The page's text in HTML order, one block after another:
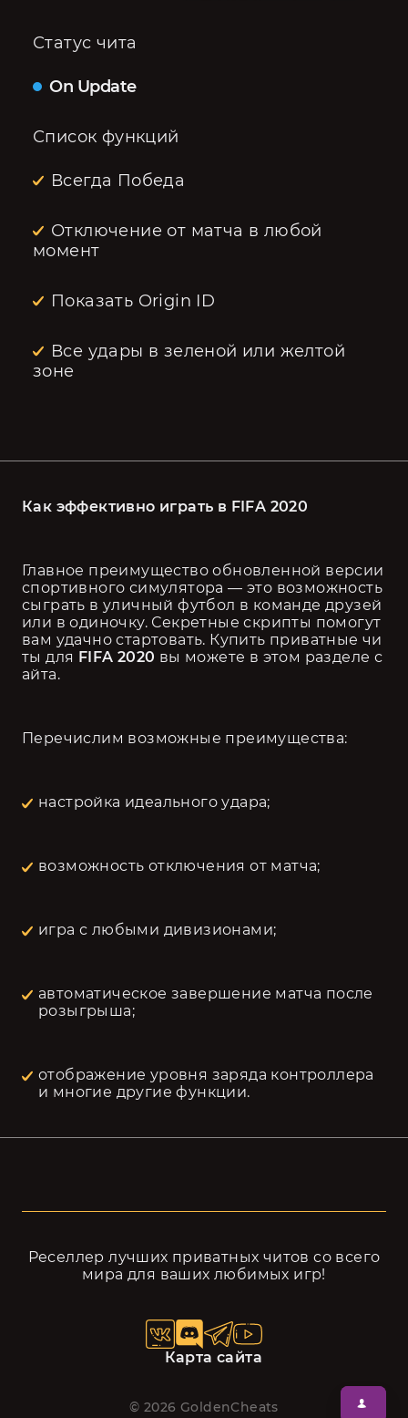
Статус чита
On Update
Список функций
Всегда Победа
Отключение от матча в любой
момент
Показать Origin ID
Все удары в зеленой или желтой
зоне
Как эффективно играть в FIFA 2020
Главное преимущество обновленной версии
спортивного симулятора — это возможность
сыграть в уличный футбол в команде друзей
или в одиночку. Секретные скрипты помогут
вам удачно стартовать. Купить приватные чи
ты для FIFA 2020 вы можете в этом разделе с
айта.
Перечислим возможные преимущества:
настройка идеального удара;
возможность отключения от матча;
игра с любыми дивизионами;
автоматическое завершение матча после
розыгрыша;
отображение уровня заряда контроллера
и многие другие функции.
Реселлер лучших приватных читов cо всего
мира для ваших любимых игр!
Карта сайта
© 2026 GoldenCheats